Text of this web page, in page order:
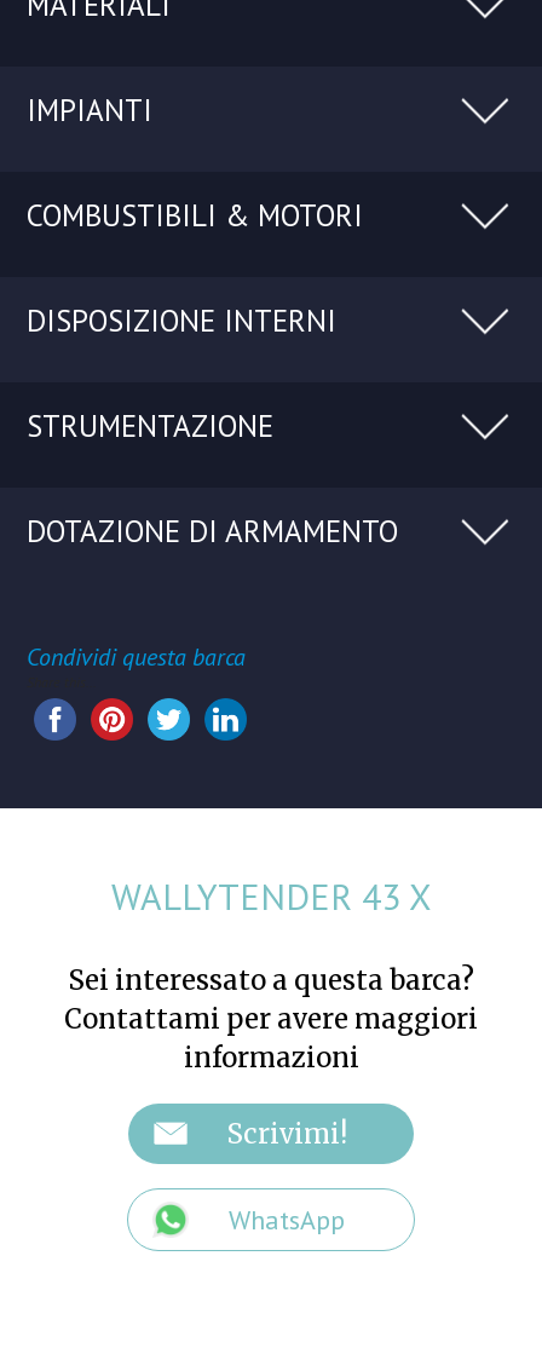
IMPIANTI
COMBUSTIBILI & MOTORI
DISPOSIZIONE INTERNI
STRUMENTAZIONE
DOTAZIONE DI ARMAMENTO
Condividi questa barca
WALLYTENDER 43 X
Sei interessato a questa barca?
Contattami per avere maggiori
informazioni
WhatsApp